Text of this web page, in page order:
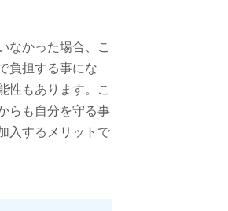
なかった場合、こ
負担する事にな
性もあります。こ
らも自分を守る事
入するメリットで